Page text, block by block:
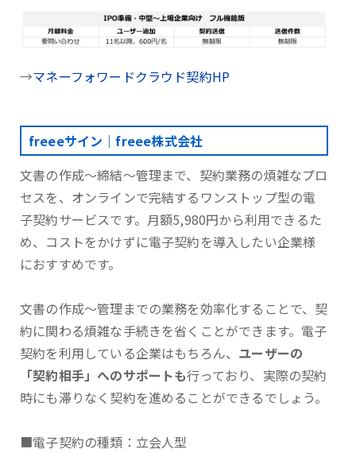
→マネーフォワードクラウド契約HP
freeeサイン｜freee株式会社
文書の作成～締結～管理まで、契約業務の煩雑なプロ
セスを、オンラインで完結するワンストップ型の電
子契約サービスです。月額5,980円から利用できるた
め、コストをかけずに電子契約を導入したい企業様
におすすめです。
文書の作成～管理までの業務を効率化することで、契
約に関わる煩雑な手続きを省くことができます。電子
契約を利用している企業はもちろん、 ユーザーの
「契約相手」へのサポートも行っており、実際の契約
時にも滞りなく契約を進めることができるでしょう。
■電子契約の種類：立会人型